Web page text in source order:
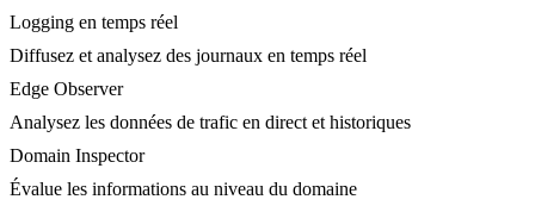
Logging en temps réel
Diffusez et analysez des journaux en temps réel
Edge Observer
Analysez les données de trafic en direct et historiques
Domain Inspector
Évalue les informations au niveau du domaine